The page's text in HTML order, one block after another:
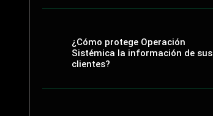
¿Cómo protege Operación
Sistémica la información de sus
clientes?